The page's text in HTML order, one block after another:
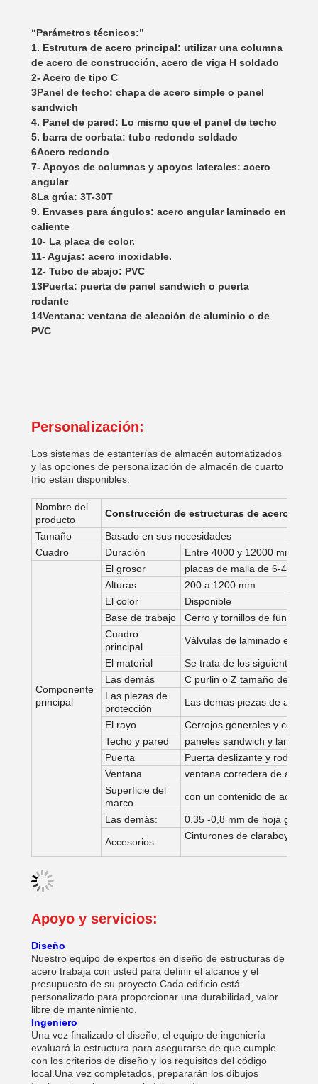
Parámetros técnicos:
1. Estrutura de acero principal: utilizar una columna
de acero de construcción, acero de viga H soldado
2- Acero de tipo C
3Panel de techo: chapa de acero simple o panel
sandwich
4. Panel de pared: Lo mismo que el panel de techo
5. barra de corbata: tubo redondo soldado
6Acero redondo
7- Apoyos de columnas y apoyos laterales: acero
angular
8La grúa: 3T-30T
9. Envases para ángulos: acero angular laminado en
caliente
10- La placa de color.
11- Agujas: acero inoxidable.
12- Tubo de abajo: PVC
13Puerta: puerta de panel sandwich o puerta
rodante
14Ventana: ventana de aleación de aluminio o de
PVC
Personalización:
Los sistemas de estanterías de almacén automatizados
y las opciones de personalización de almacén de cuarto
frío están disponibles.
Nombre del
producto
Construcción de estructuras de acero de
Tamaño
Basado en sus necesidades
Cuadro
Duración Entre 4000 y 12000 mm
Componente
principal
El grosor
placas de malla de 6-40 mm
Alturas
200 a 1200 mm
El color
Disponible
Base de trabajo
Cerro y tornillos de
Cuadro
principal
Válvulas de laminado en
El material
Se trata de los siguientes:
Las demás
C purlin o Z tamaño de
Las piezas de
protección
Las demás piezas de acero
El rayo
Cerrojos generales y cerros
Techo y pared
paneles sandwich y láminas
Puerta
Puerta deslizante y rodante
Ventana
ventana corredera de acero
Superficie del
marco
con un contenido de acero
Las demás:
0.35 -0,8 mm de hoja
Accesorios
Cinturones de claraboyas
Apoyo y servicios:
Diseño
Nuestro equipo de expertos en diseño de estructuras de
acero trabaja con usted para definir el alcance y el
presupuesto de su proyecto.Cada edificio está
personalizado para proporcionar una durabilidad, valor
libre de mantenimiento.
Ingeniero
Una vez finalizado el diseño, el equipo de ingeniería
evaluará la estructura para asegurarse de que cumple
con los criterios de diseño y los requisitos del código
local.Una vez completados, prepararán los dibujos